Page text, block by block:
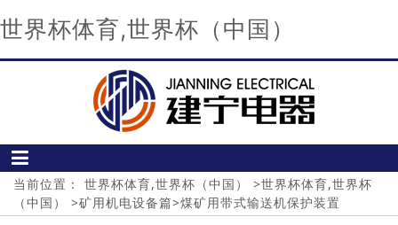
世界杯体育,世界杯（中国）
当前位置： 世界杯体育,世界杯（中国） >世界杯体育,世界杯
（中国） >矿用机电设备篇>煤矿用带式输送机保护装置